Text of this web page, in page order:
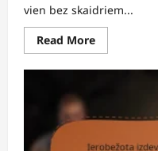
vien bez skaidriem...
Read MoreRead
more
Slēptie
Noslēpumi,